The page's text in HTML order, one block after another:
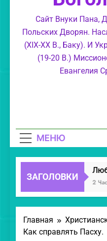
Весьма тяжкий
Христианский
Христе Боже
Леонид.
Сайт Внуки Пана,
Польских Дворян.
(XIX-XX В., Баку). И
(19-20 В.)
Евангелия
МЕНЮ
ЗАГОЛОВКИ
2
Главная
Как справлять Пасху.